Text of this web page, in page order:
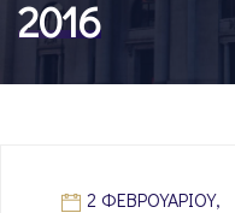
2016
2 ΦΕΒΡΟΥΑΡΊΟΥ,